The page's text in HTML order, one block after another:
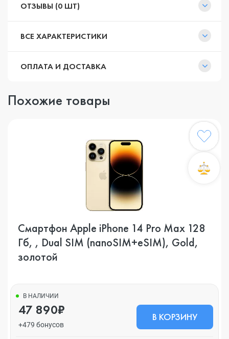
ОТЗЫВЫ (0 ШТ)
ВСЕ ХАРАКТЕРИСТИКИ
ОПЛАТА И ДОСТАВКА
Похожие товары
Смартфон Apple iPhone 14 Pro Max 128
Гб, , Dual SIM (nanoSIM+eSIM), Gold,
золотой
В НАЛИЧИИ
47 890₽
+479 бонусов
В КОРЗИНУ